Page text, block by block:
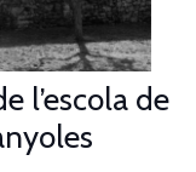
l’escola de